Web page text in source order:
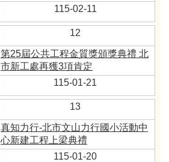
115-02-11
12
第25屆公共工程金質獎頒獎典禮 北
市新工處再獲3項肯定
115-01-21
13
真知力行-北市文山力行國小活動中
心新建工程上梁典禮
115-01-20